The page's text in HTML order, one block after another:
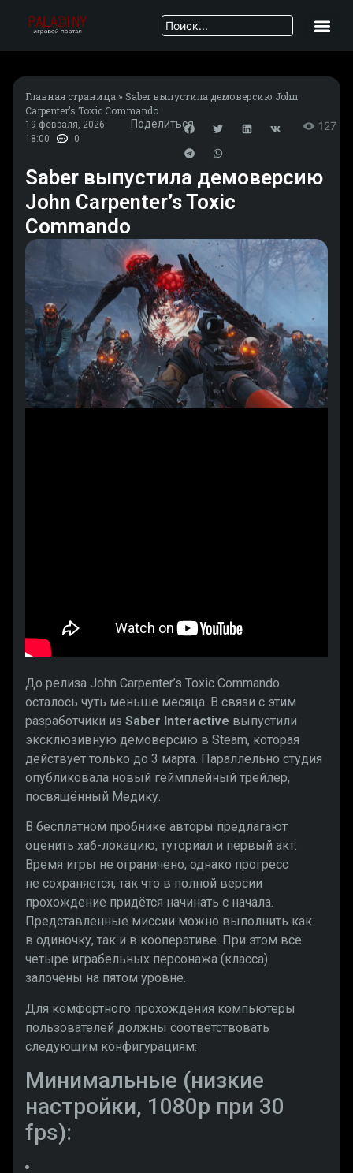
Главная страница » Saber выпустила демоверсию John
Carpenter’s Toxic Commando
19 февраля, 2026
18:00
0
Поделиться 127
Saber выпустила демоверсию
John Carpenter’s Toxic
Commando
До релиза John Carpenter’s Toxic Commando
осталось чуть меньше месяца. В связи с этим
разработчики из Saber Interactive выпустили
эксклюзивную демоверсию в Steam, которая
действует только до 3 марта. Параллельно студия
опубликовала новый геймплейный трейлер,
посвящённый Медику.
В бесплатном пробнике авторы предлагают
оценить хаб-локацию, туториал и первый акт.
Время игры не ограничено, однако прогресс
не сохраняется, так что в полной версии
прохождение придётся начинать с начала.
Представленные миссии можно выполнить как
в одиночку, так и в кооперативе. При этом все
четыре играбельных персонажа (класса)
залочены на пятом уровне.
Для комфортного прохождения компьютеры
пользователей должны соответствовать
следующим конфигурациям:
Минимальные (низкие
настройки, 1080p при 30
fps):